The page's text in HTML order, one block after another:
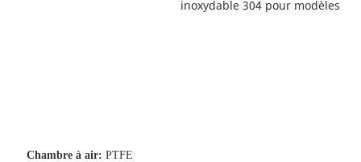
Chambre à air: PTFE